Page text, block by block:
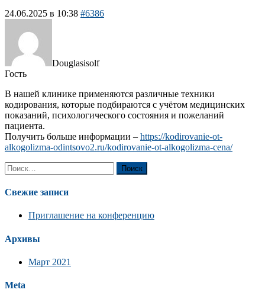
24.06.2025 в 10:38 #6386
Douglasisolf
Гость
В нашей клинике применяются различные техники
кодирования, которые подбираются с учётом медицинских
показаний, психологического состояния и пожеланий
пациента.
Получить больше информации – https://kodirovanie-ot-
alkogolizma-odintsovo2.ru/kodirovanie-ot-alkogolizma-cena/
Найти:
Свежие записи
Приглашение на конференцию
Архивы
Март 2021
Meta